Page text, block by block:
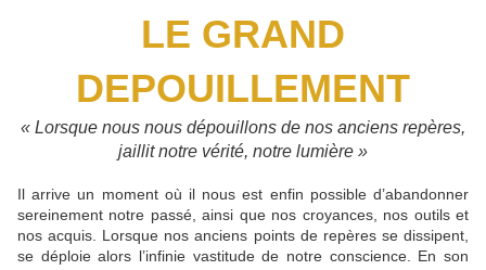
LE GRAND
DEPOUILLEMENT
« Lorsque nous nous dépouillons de nos anciens repères,
jaillit notre vérité, notre lumière »
Il arrive un moment où il nous est enfin possible d’abandonner
sereinement notre passé, ainsi que nos croyances, nos outils et
nos acquis. Lorsque nos anciens points de repères se dissipent,
se déploie alors l’infinie vastitude de notre conscience. En son